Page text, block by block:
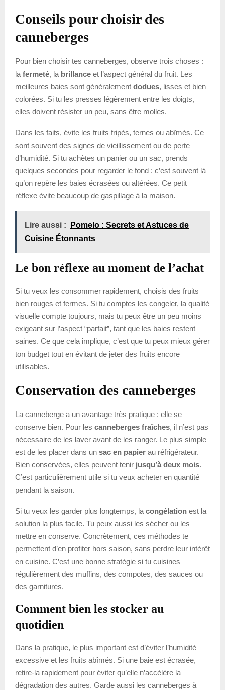
Conseils pour choisir des
canneberges
Pour bien choisir tes canneberges, observe trois choses :
la fermeté, la brillance et l’aspect général du fruit. Les
meilleures baies sont généralement dodues, lisses et bien
colorées. Si tu les presses légèrement entre les doigts,
elles doivent résister un peu, sans être molles.
Dans les faits, évite les fruits fripés, ternes ou abîmés. Ce
sont souvent des signes de vieillissement ou de perte
d’humidité. Si tu achètes un panier ou un sac, prends
quelques secondes pour regarder le fond : c’est souvent là
qu’on repère les baies écrasées ou altérées. Ce petit
réflexe évite beaucoup de gaspillage à la maison.
Lire aussi :
Pomelo : Secrets et Astuces de
Cuisine Étonnants
Le bon réflexe au moment de l’achat
Si tu veux les consommer rapidement, choisis des fruits
bien rouges et fermes. Si tu comptes les congeler, la qualité
visuelle compte toujours, mais tu peux être un peu moins
exigeant sur l’aspect “parfait”, tant que les baies restent
saines. Ce que cela implique, c’est que tu peux mieux gérer
ton budget tout en évitant de jeter des fruits encore
utilisables.
Conservation des canneberges
La canneberge a un avantage très pratique : elle se
conserve bien. Pour les canneberges fraîches, il n’est pas
nécessaire de les laver avant de les ranger. Le plus simple
est de les placer dans un sac en papier au réfrigérateur.
Bien conservées, elles peuvent tenir jusqu’à deux mois.
C’est particulièrement utile si tu veux acheter en quantité
pendant la saison.
Si tu veux les garder plus longtemps, la congélation est la
solution la plus facile. Tu peux aussi les sécher ou les
mettre en conserve. Concrètement, ces méthodes te
permettent d’en profiter hors saison, sans perdre leur intérêt
en cuisine. C’est une bonne stratégie si tu cuisines
régulièrement des muffins, des compotes, des sauces ou
des garnitures.
Comment bien les stocker au
quotidien
Dans la pratique, le plus important est d’éviter l’humidité
excessive et les fruits abîmés. Si une baie est écrasée,
retire-la rapidement pour éviter qu’elle n’accélère la
dégradation des autres. Garde aussi les canneberges à